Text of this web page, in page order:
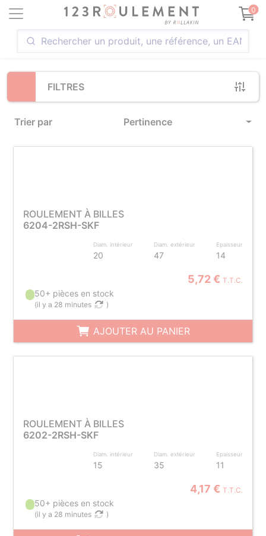
0
FILTRES
Trier par Pertinence
Loading...
ROULEMENT À BILLES
6204-2RSH-SKF
Diam. intérieur
20
Diam. extérieur
47
Epaisseur
14
5,72 € T.T.C.
50+ pièces en stock
(il y a 28 minutes )
AJOUTER AU PANIER
ROULEMENT À BILLES
6202-2RSH-SKF
Diam. intérieur
15
Diam. extérieur
35
Epaisseur
11
4,17 € T.T.C.
50+ pièces en stock
(il y a 28 minutes )